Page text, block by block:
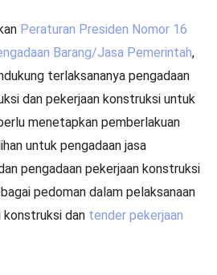
Peraturan Presiden Nomor 16
Barang/Jasa Pemerintah,
terlaksananya pengadaan
dan pekerjaan konstruksi untuk
menetapkan pemberlakuan
untuk pengadaan jasa
pengadaan pekerjaan konstruksi
pedoman dalam pelaksanaan
konstruksi dan tender pekerjaan